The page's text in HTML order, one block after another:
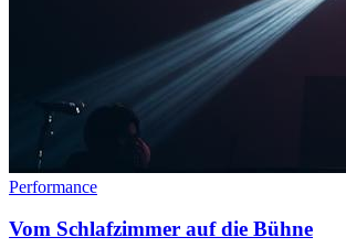
Performance
Vom Schlafzimmer auf die Bühne